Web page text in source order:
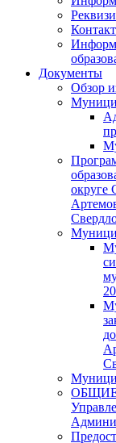
Документы
Обзор
округе
ОБЩИЕ